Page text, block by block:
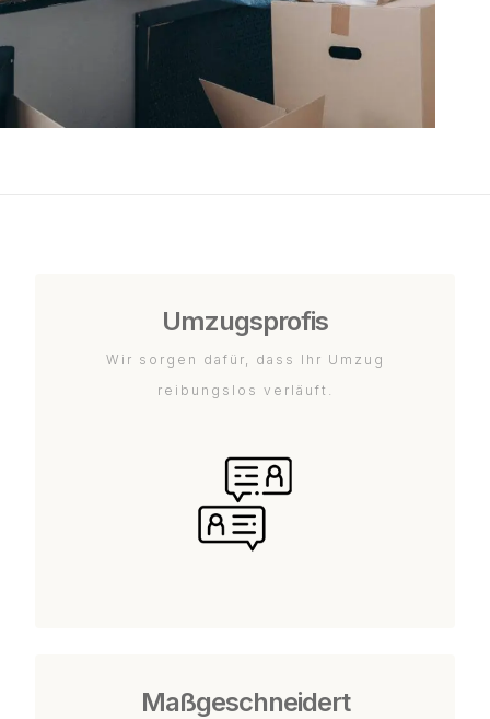
Umzugsprofis
Wir sorgen dafür, dass Ihr Umzug
reibungslos verläuft.
Maßgeschneidert